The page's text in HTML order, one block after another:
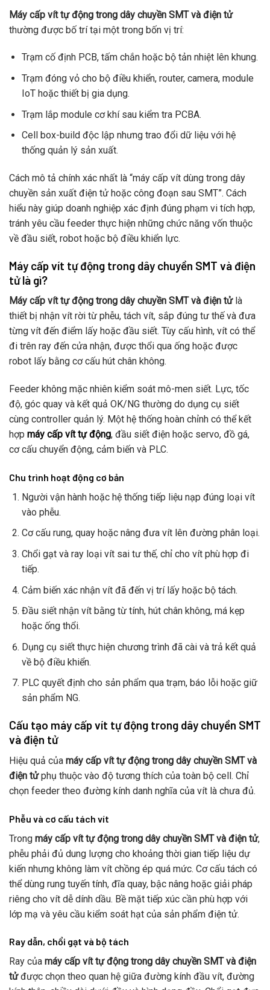
Máy cấp vít tự động trong dây chuyền SMT và điện tử
thường được bố trí tại một trong bốn vị trí:
Trạm cố định PCB, tấm chắn hoặc bộ tản nhiệt lên khung.
Trạm đóng vỏ cho bộ điều khiển, router, camera, module
IoT hoặc thiết bị gia dụng.
Trạm lắp module cơ khí sau kiểm tra PCBA.
Cell box-build độc lập nhưng trao đổi dữ liệu với hệ
thống quản lý sản xuất.
Cách mô tả chính xác nhất là “máy cấp vít dùng trong dây
chuyền sản xuất điện tử hoặc công đoạn sau SMT”. Cách
hiểu này giúp doanh nghiệp xác định đúng phạm vi tích hợp,
tránh yêu cầu feeder thực hiện những chức năng vốn thuộc
về đầu siết, robot hoặc bộ điều khiển lực.
Máy cấp vít tự động trong dây chuyền SMT và điện
tử là gì?
Máy cấp vít tự động trong dây chuyền SMT và điện tửlà
thiết bị nhận vít rời từ phễu, tách vít, sắp đúng tư thế và đưa
từng vít đến điểm lấy hoặc đầu siết. Tùy cấu hình, vít có thể
đi trên ray đến cửa nhận, được thổi qua ống hoặc được
robot lấy bằng cơ cấu hút chân không.
Feeder không mặc nhiên kiểm soát mô-men siết. Lực, tốc
độ, góc quay và kết quả OK/NG thường do dụng cụ siết
cùng controller quản lý. Một hệ thống hoàn chỉnh có thể kết
hợp máy cấp vít tự động, đầu siết điện hoặc servo, đồ gá,
cơ cấu chuyển động, cảm biến và PLC.
Chu trình hoạt động cơ bản
Người vận hành hoặc hệ thống tiếp liệu nạp đúng loại vít
vào phễu.
Cơ cấu rung, quay hoặc nâng đưa vít lên đường phân loại.
Chổi gạt và ray loại vít sai tư thế, chỉ cho vít phù hợp đi
tiếp.
Cảm biến xác nhận vít đã đến vị trí lấy hoặc bộ tách.
Đầu siết nhận vít bằng từ tính, hút chân không, má kẹp
hoặc ống thổi.
Dụng cụ siết thực hiện chương trình đã cài và trả kết quả
về bộ điều khiển.
PLC quyết định cho sản phẩm qua trạm, báo lỗi hoặc giữ
sản phẩm NG.
Cấu tạo máy cấp vít tự động trong dây chuyền SMT
và điện tử
Hiệu quả của máy cấp vít tự động trong dây chuyền SMT và
điện tửphụ thuộc vào độ tương thích của toàn bộ cell. Chỉ
chọn feeder theo đường kính danh nghĩa của vít là chưa đủ.
Phễu và cơ cấu tách vít
Trong máy cấp vít tự động trong dây chuyền SMT và điện tử,
phễu phải đủ dung lượng cho khoảng thời gian tiếp liệu dự
kiến nhưng không làm vít chồng ép quá mức. Cơ cấu tách có
thể dùng rung tuyến tính, đĩa quay, bậc nâng hoặc giải pháp
riêng cho vít dễ dính dầu. Bề mặt tiếp xúc cần phù hợp với
lớp mạ và yêu cầu kiểm soát hạt của sản phẩm điện tử.
Ray dẫn, chổi gạt và bộ tách
Ray của máy cấp vít tự động trong dây chuyền SMT và điện
tửđược chọn theo quan hệ giữa đường kính đầu vít, đường